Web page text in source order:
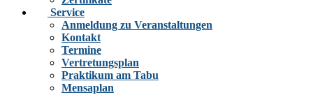
Service
Anmeldung zu Veranstaltungen
Kontakt
Termine
Vertretungsplan
Praktikum am Tabu
Mensaplan